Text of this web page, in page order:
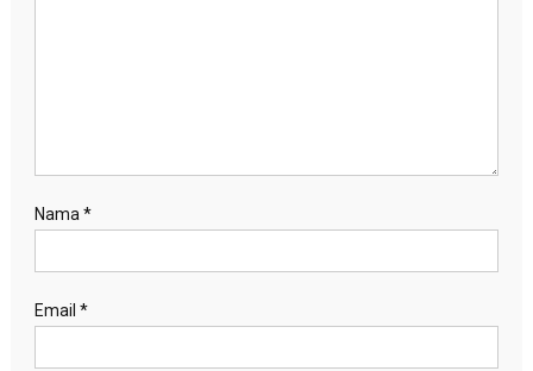
Nama *
Email *